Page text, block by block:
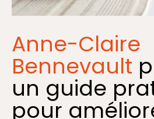
Anne-Claire
Bennevault
un guide
pour